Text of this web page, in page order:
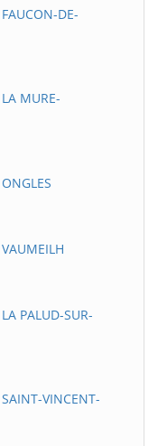
DE-
MURE-
PALUD-SUR-
VINCENT-